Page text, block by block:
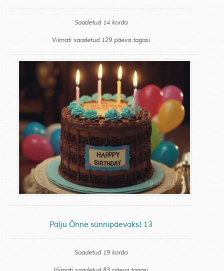
Saadetud 14 korda
Viimati saadetud 129 päeva tagasi
Palju Õnne sünnipäevaks! 13
Saadetud 19 korda